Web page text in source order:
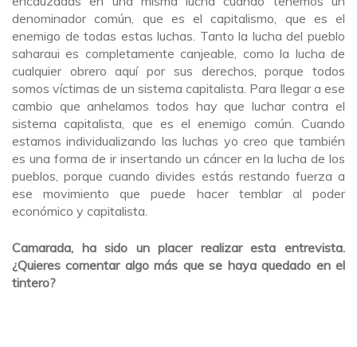
denominador común, que es el capitalismo, que es el
enemigo de todas estas luchas. Tanto la lucha del pueblo
saharaui es completamente canjeable, como la lucha de
cualquier obrero aquí por sus derechos, porque todos
somos víctimas de un sistema capitalista. Para llegar a ese
cambio que anhelamos todos hay que luchar contra el
sistema capitalista, que es el enemigo común. Cuando
estamos individualizando las luchas yo creo que también
es una forma de ir insertando un cáncer en la lucha de los
pueblos, porque cuando divides estás restando fuerza a
ese movimiento que puede hacer temblar al poder
económico y capitalista.
Camarada, ha sido un placer realizar esta entrevista.
¿Quieres comentar algo más que se haya quedado en el
tintero?